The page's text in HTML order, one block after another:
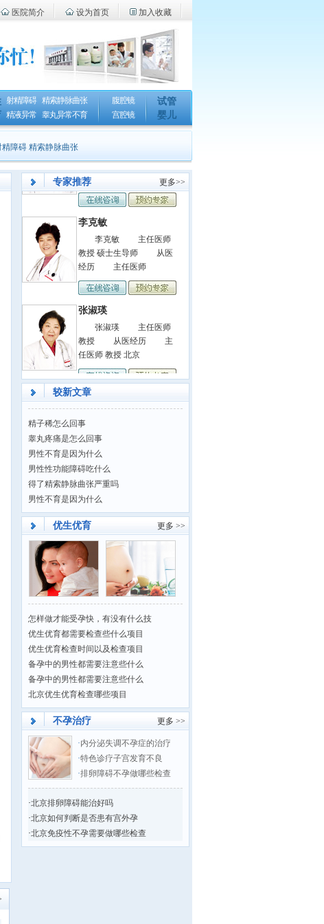
医院简介 设为首页 加入收藏
射精障碍
精液异常
精索静脉曲张
睾丸异常不育
腹腔镜
宫腔镜
试管
婴儿
精障碍 精索静脉曲张
专家推荐 更多>>
李克敏
李克敏 主任医师
教授 硕士生导师 从医
经历 主任医师
张淑瑛
教授 从医经历 主
任医师 教授 北京
李克敏
教授 硕士生导师 从医
经历 主任医师
张淑瑛
教授 从医经历 主
任医师 教授 北京
较新文章
精子稀怎么回事
睾丸疼痛是怎么回事
男性不育是因为什么
男性性功能障碍吃什么
得了精索静脉曲张严重吗
男性不育是因为什么
优生优育 更多 >>
怎样做才能受孕快，有没有什么技
优生优育都需要检查些什么项目
优生优育检查时间以及检查项目
备孕中的男性都需要注意些什么
备孕中的男性都需要注意些什么
北京优生优育检查哪些项目
不孕治疗 更多 >>
·内分泌失调不孕症的治疗
·特色诊疗子宫发育不良
·排卵障碍不孕做哪些检查
·北京排卵障碍能治好吗
·北京如何判断是否患有宫外孕
·北京免疫性不孕需要做哪些检查